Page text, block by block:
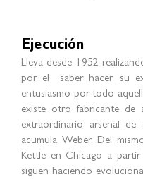
Ejecución
Lleva desde 1952
por el saber hacer, su
entusiasmo por todo
existe otro fabricante de
extraordinario arsenal de
acumula Weber. Del
Kettle en Chicago a
siguen haciendo